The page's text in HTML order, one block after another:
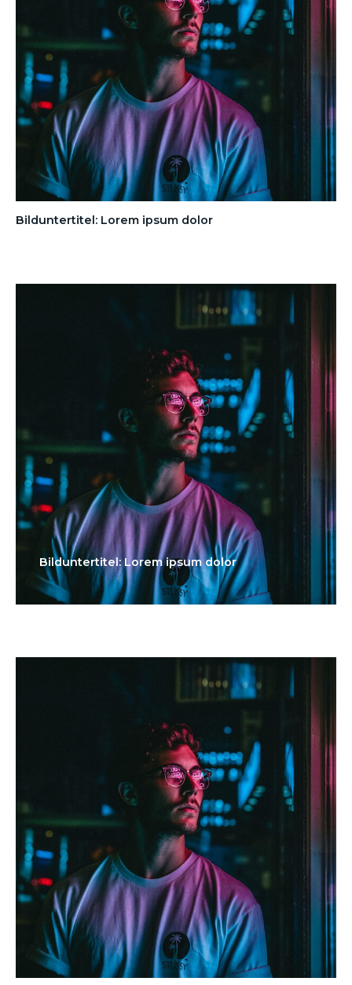
Bilduntertitel: Lorem ipsum dolor
Bilduntertitel: Lorem ipsum dolor